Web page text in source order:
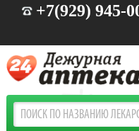
+7(929) 945-